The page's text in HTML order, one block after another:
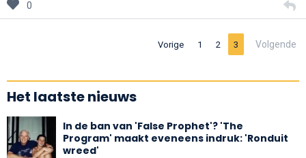
0
Vorige 1 2 3 Volgende
Het laatste nieuws
In de ban van 'False Prophet'? 'The
Program' maakt eveneens indruk: 'Ronduit
wreed'